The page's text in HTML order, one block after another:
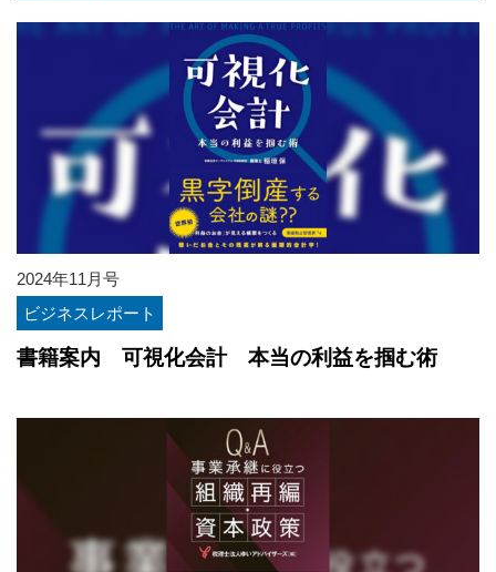
2024年11月号
ビジネスレポート
書籍案内 可視化会計 本当の利益を掴む術